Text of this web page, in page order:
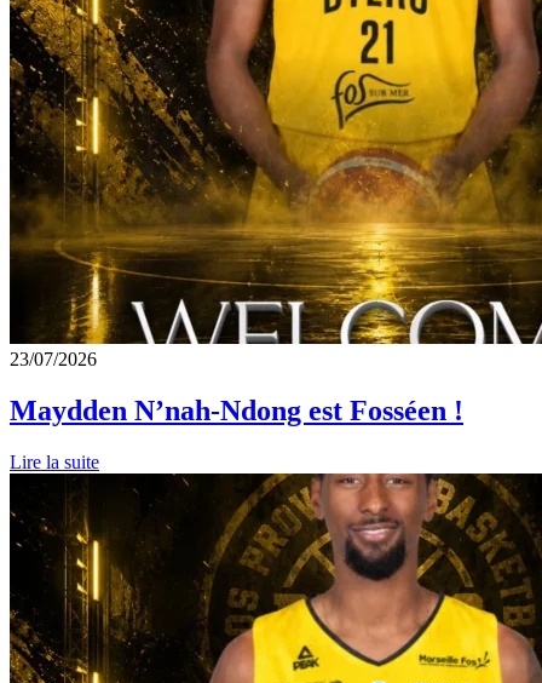
23/07/2026
Maydden N’nah-Ndong est Fosséen !
Lire la suite